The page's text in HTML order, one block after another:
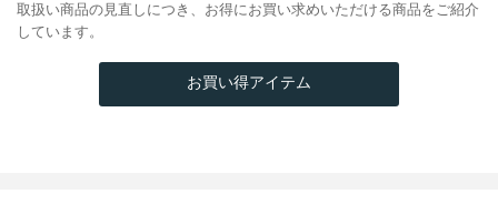
取扱い商品の見直しにつき、お得にお買い求めいただける商品をご紹介
しています。
お買い得アイテム